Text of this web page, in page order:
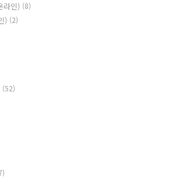
라인) (8)
) (2)
(52)